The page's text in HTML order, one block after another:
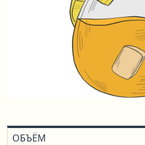
ОБЪЁМ